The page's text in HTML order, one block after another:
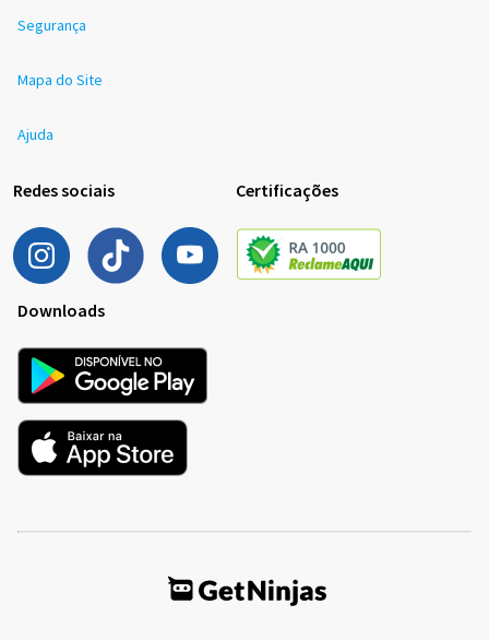
Segurança
Mapa do Site
Ajuda
Redes sociais Certificações
Downloads